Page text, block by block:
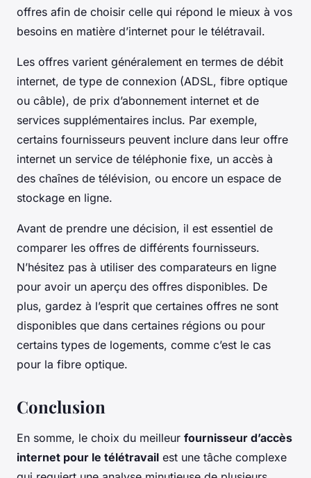
offres afin de choisir celle qui répond le mieux à vos
besoins en matière d’internet pour le télétravail.
Les offres varient généralement en termes de débit
internet, de type de connexion (ADSL, fibre optique
ou câble), de prix d’abonnement internet et de
services supplémentaires inclus. Par exemple,
certains fournisseurs peuvent inclure dans leur offre
internet un service de téléphonie fixe, un accès à
des chaînes de télévision, ou encore un espace de
stockage en ligne.
Avant de prendre une décision, il est essentiel de
comparer les offres de différents fournisseurs.
N’hésitez pas à utiliser des comparateurs en ligne
pour avoir un aperçu des offres disponibles. De
plus, gardez à l’esprit que certaines offres ne sont
disponibles que dans certaines régions ou pour
certains types de logements, comme c’est le cas
pour la fibre optique.
Conclusion
En somme, le choix du meilleur fournisseur d’accès
internet pour le télétravail est une tâche complexe